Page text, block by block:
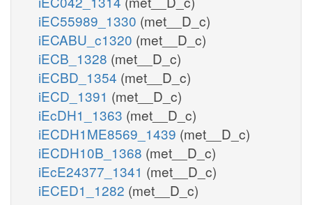
iEC55989_1330 (met__D_c)
iECABU_c1320 (met__D_c)
iECB_1328 (met__D_c)
iECBD_1354 (met__D_c)
iECD_1391 (met__D_c)
iEcDH1_1363 (met__D_c)
iECDH1ME8569_1439 (met__D_c)
iECDH10B_1368 (met__D_c)
iEcE24377_1341 (met__D_c)
iECED1_1282 (met__D_c)